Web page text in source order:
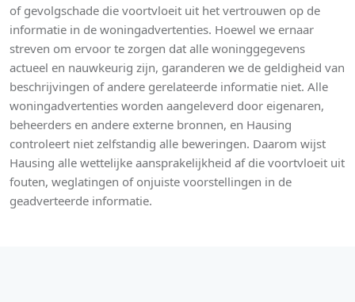
of gevolgschade die voortvloeit uit het vertrouwen op de
informatie in de woningadvertenties. Hoewel we ernaar
streven om ervoor te zorgen dat alle woninggegevens
actueel en nauwkeurig zijn, garanderen we de geldigheid van
beschrijvingen of andere gerelateerde informatie niet. Alle
woningadvertenties worden aangeleverd door eigenaren,
beheerders en andere externe bronnen, en Hausing
controleert niet zelfstandig alle beweringen. Daarom wijst
Hausing alle wettelijke aansprakelijkheid af die voortvloeit uit
fouten, weglatingen of onjuiste voorstellingen in de
geadverteerde informatie.